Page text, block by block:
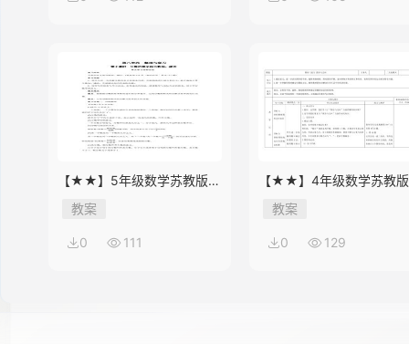
【★★】5年级数学苏教版下
册教案第8单元《单元复习》
教案
0 111
【★★】4年级数学苏教
册教案第9单元《单元复
教案
0 129